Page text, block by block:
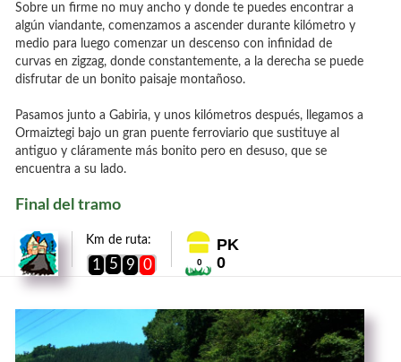
Sobre un firme no muy ancho y donde te puedes encontrar a
algún viandante, comenzamos a ascender durante kilómetro y
medio para luego comenzar un descenso con infinidad de
curvas en zigzag, donde constantemente, a la derecha se puede
disfrutar de un bonito paisaje montañoso.
Pasamos junto a Gabiria, y unos kilómetros después, llegamos a
Ormaiztegi bajo un gran puente ferroviario que sustituye al
antiguo y cláramente más bonito pero en desuso, que se
encuentra a su lado.
Final del tramo
Km de ruta:
1 5 9 0 0
PK
0